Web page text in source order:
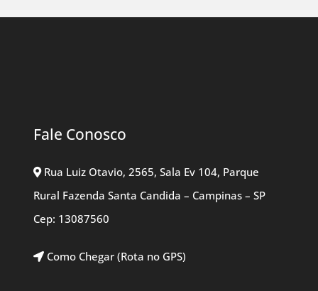
Fale Conosco
Rua Luiz Otavio, 2565, Sala Ev 104, Parque
Rural Fazenda Santa Candida – Campinas – SP
Cep: 13087560
Como Chegar (Rota no GPS)